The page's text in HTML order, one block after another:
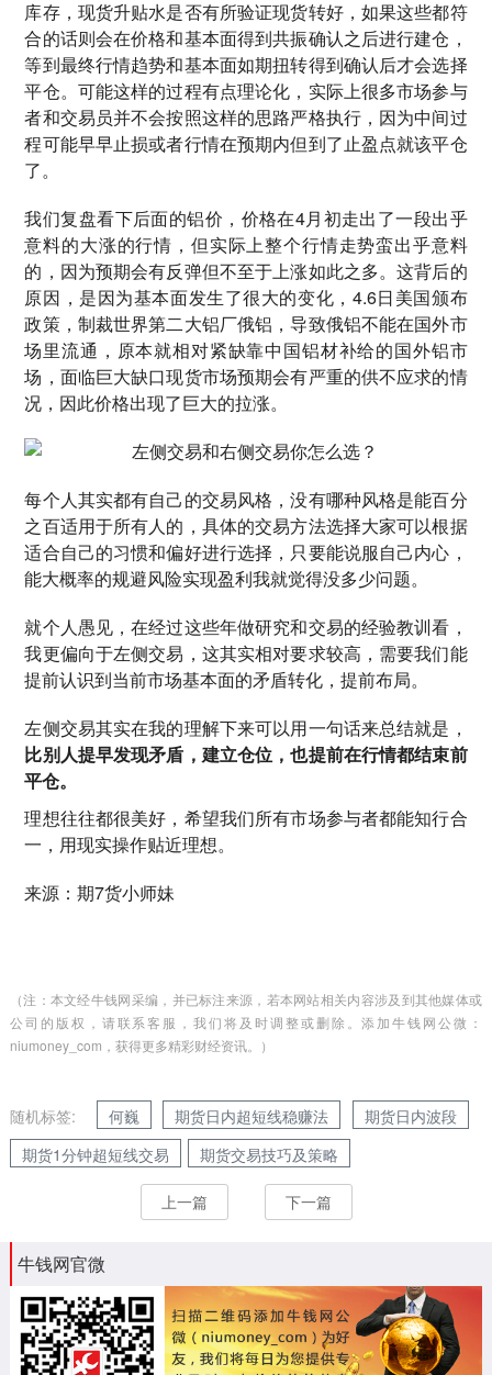
库存，现货升贴水是否有所验证现货转好，如果这些都符
合的话则会在价格和基本面得到共振确认之后进行建仓，
等到最终行情趋势和基本面如期扭转得到确认后才会选择
平仓。可能这样的过程有点理论化，实际上很多市场参与
者和交易员并不会按照这样的思路严格执行，因为中间过
程可能早早止损或者行情在预期内但到了止盈点就该平仓
了。
我们复盘看下后面的铝价，价格在4月初走出了一段出乎
意料的大涨的行情，但实际上整个行情走势蛮出乎意料
的，因为预期会有反弹但不至于上涨如此之多。这背后的
原因，是因为基本面发生了很大的变化，4.6日美国颁布
政策，制裁世界第二大铝厂俄铝，导致俄铝不能在国外市
场里流通，原本就相对紧缺靠中国铝材补给的国外铝市
场，面临巨大缺口现货市场预期会有严重的供不应求的情
况，因此价格出现了巨大的拉涨。
每个人其实都有自己的交易风格，没有哪种风格是能百分
之百适用于所有人的，具体的交易方法选择大家可以根据
适合自己的习惯和偏好进行选择，只要能说服自己内心，
能大概率的规避风险实现盈利我就觉得没多少问题。
就个人愚见，在经过这些年做研究和交易的经验教训看，
我更偏向于左侧交易，这其实相对要求较高，需要我们能
提前认识到当前市场基本面的矛盾转化，提前布局。
左侧交易其实在我的理解下来可以用一句话来总结就是，
比别人提早发现矛盾，建立仓位，也提前在行情都结束前
平仓。
理想往往都很美好，希望我们所有市场参与者都能知行合
一，用现实操作贴近理想。
来源：期7货小师妹
（注：本文经牛钱网采编，并已标注来源，若本网站相关内容涉及到其他媒体或
公司的版权，请联系客服，我们将及时调整或删除。添加牛钱网公微：
niumoney_com，获得更多精彩财经资讯。）
随机标签: 何巍 期货日内超短线稳赚法
期货日内波段
期货1分钟超短线交易
期货交易技巧及策略
上一篇 下一篇
牛钱网官微